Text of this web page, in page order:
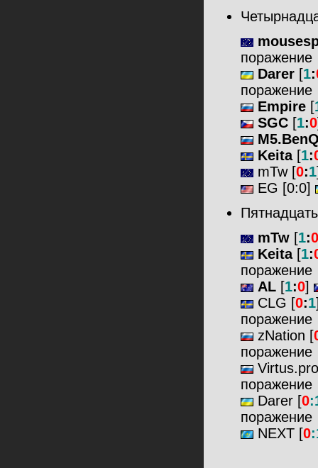
поражение
Darer [1:
поражение
Empire [
SGC [1:0
Keita[1:
mTw [0:1
EG [0:0]
mTw [1:0
Keita[1:
поражение
AL [1:0]
CLG [0:1
поражение
zNation [
поражение
поражение
Darer [0:
поражение
NEXT [0: